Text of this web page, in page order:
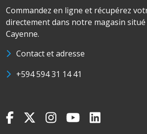
Commandez en ligne et récupérez
directement dans notre magasin situé
Cayenne.
Contact et adresse
+594 594 31 14 41